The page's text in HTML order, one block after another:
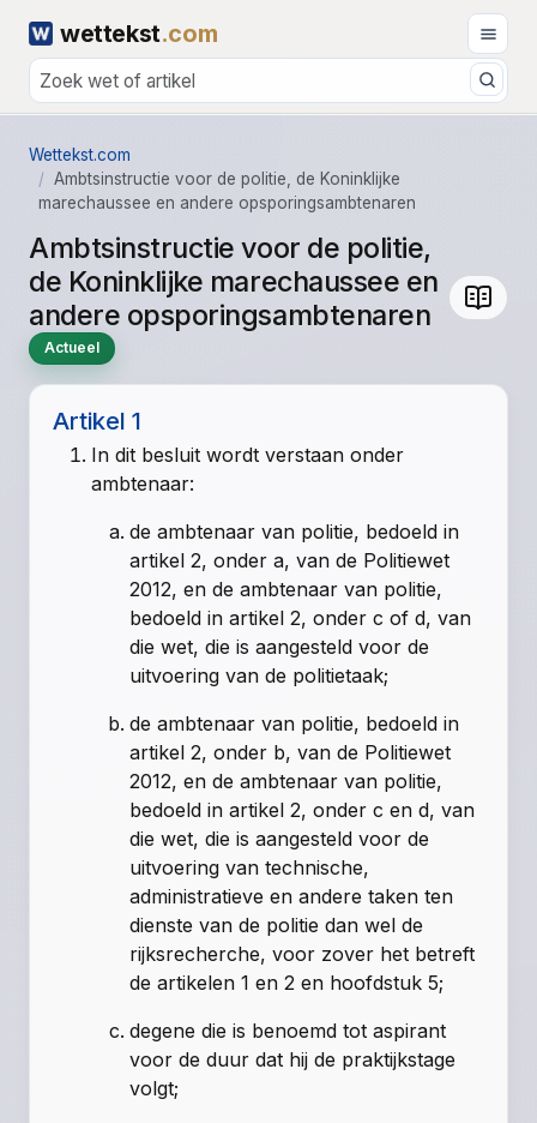
wettekst.com
Wettekst.com
Ambtsinstructie voor de politie, de Koninklijke
marechaussee en andere opsporingsambtenaren
Ambtsinstructie voor de politie,
de Koninklijke marechaussee en
andere opsporingsambtenaren
Actueel
Artikel 1
In dit besluit wordt verstaan onder
ambtenaar:
de ambtenaar van politie, bedoeld in
artikel 2, onder a, van de Politiewet
2012, en de ambtenaar van politie,
bedoeld in artikel 2, onder c of d, van
die wet, die is aangesteld voor de
uitvoering van de politietaak;
de ambtenaar van politie, bedoeld in
artikel 2, onder b, van de Politiewet
2012, en de ambtenaar van politie,
bedoeld in artikel 2, onder c en d, van
die wet, die is aangesteld voor de
uitvoering van technische,
administratieve en andere taken ten
dienste van de politie dan wel de
rijksrecherche, voor zover het betreft
deartikelen 1 en 2 en hoofdstuk 5;
degene die is benoemd tot aspirant
voor de duur dat hij de praktijkstage
volgt;